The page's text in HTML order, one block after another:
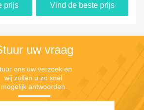
prijs Vind de beste prijs
uw vraag
ons uw verzoek en
wij zullen u zo snel
mogelijk antwoorden.